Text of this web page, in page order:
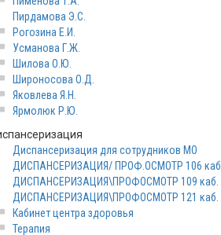
Пирдамова Э.С.
Рогозина Е.И.
Усманова Г.Ж.
Шилова О.Ю.
Широносова О.Д.
Яковлева Я.Н.
Ярмолюк Р.Ю.
Диспансеризация для сотрудников МО
ДИСПАНСЕРИЗАЦИЯ/ ПРОФ.ОСМОТР 106 каб.
ДИСПАНСЕРИЗАЦИЯ\ПРОФОСМОТР 109 каб.
ДИСПАНСЕРИЗАЦИЯ\ПРОФОСМОТР 121 каб.
Кабинет центра здоровья
Терапия